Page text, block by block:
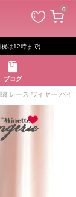
0
は12時まで)
ブログ
レース ワイヤー バ
ペー
ジト